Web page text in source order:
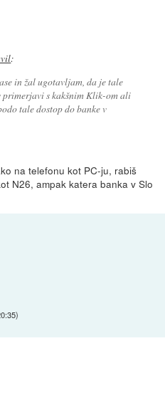
:
in žal ugotavljam, da je tale
primerjavi s kakšnim Klik-om ali
tale dostop do banke v
na telefonu kot PC-ju, rabiš
N26, ampak katera banka v Slo
)